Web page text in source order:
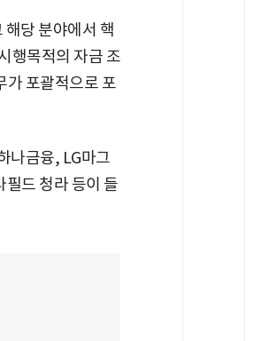
당 분야에서 핵
행목적의 자금 조
가 포괄적으로 포
나금융, LG마그
드 청라 등이 들